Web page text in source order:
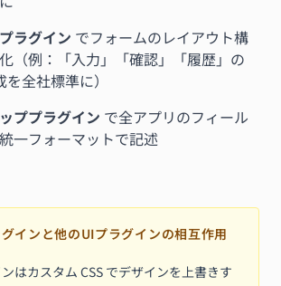
ラグイン でフォームのレイアウト構
（例：「入力」「確認」「履歴」の
全社標準に）
ププラグイン で全アプリのフィール
一フォーマットで記述
インと他のUIプラグインの相互作用
はカスタム CSS でデザインを上書きす